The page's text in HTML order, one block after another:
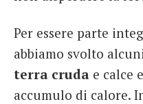
Per essere parte
abbiamo svolto
terra cruda e calce
accumulo di calore.